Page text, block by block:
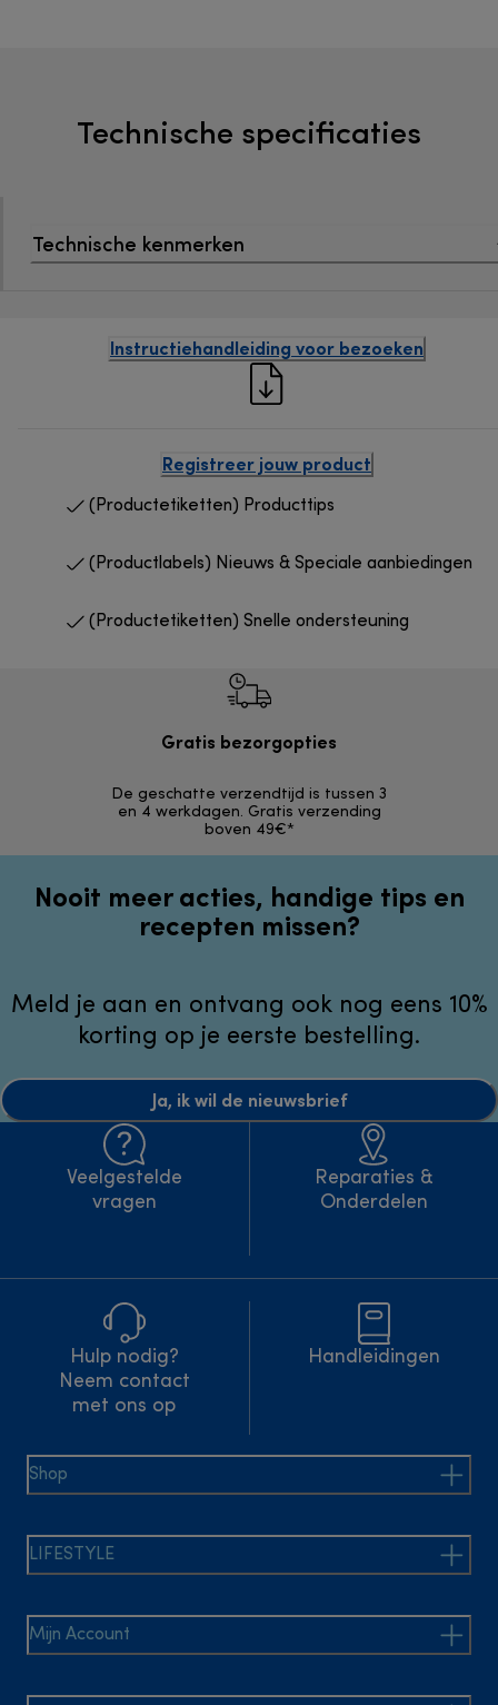
Technische specificaties
Technische kenmerken
Instructiehandleiding voor bezoeken
Registreer jouw product
(Productetiketten) Producttips
(Productlabels) Nieuws & Speciale aanbiedingen
(Productetiketten) Snelle ondersteuning
Gratis bezorgopties
De geschatte verzendtijd is tussen 3
en 4 werkdagen. Gratis verzending
boven 49€*
Nooit meer acties, handige tips en
recepten missen?
Meld je aan en ontvang ook nog eens 10%
korting op je eerste bestelling.
Ja, ik wil de nieuwsbrief
Veelgestelde
vragen
Reparaties &
Onderdelen
Hulp nodig?
Neem contact
met ons op
Handleidingen
Shop
LIFESTYLE
Mijn Account